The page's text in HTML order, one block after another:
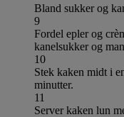
Bland sukker og
9
Fordel epler og
kanelsukker og
10
Stek kaken midt i
minutter.
11
Server kaken lun